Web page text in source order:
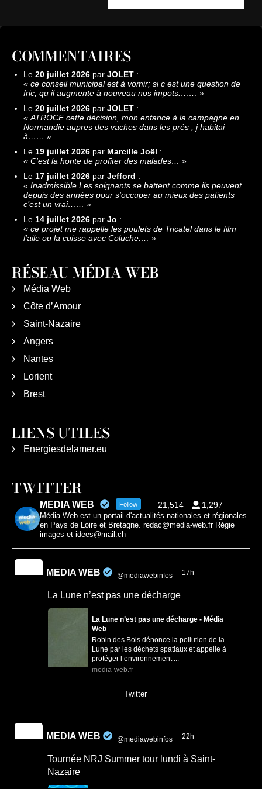
COMMENTAIRES
Le 20 juillet 2026 par JOLET :
« ce conseil municipal est à vomir; si c est une question de
fric, qu il augmente à nouveau nos impots.…… »
Le 20 juillet 2026 par JOLET :
« ATROCE cette décision, mon enfance à la campagne en
Normandie aupres des vaches dans les prés , j habitai
à…… »
Le 19 juillet 2026 par Marcille Joël :
« C'est la honte de profiter des malades… »
Le 17 juillet 2026 par Jefford :
« Inadmissible Les soignants se battent comme ils peuvent
depuis des années pour s’occuper au mieux des patients
c’est un vrai…… »
Le 14 juillet 2026 par Jo :
« ce projet me rappelle les poulets de Tricatel dans le film
l'aile ou la cuisse avec Coluche.… »
RÉSEAU MÉDIA WEB
Média Web
Côte d’Amour
Saint-Nazaire
Angers
Nantes
Lorient
Brest
LIENS UTILES
Energiesdelamer.eu
TWITTER
MEDIA WEB Follow 21,514 1,297
Média Web est un portail d'actualités nationales et régionales
en Pays de Loire et Bretagne. redac@media-web.fr Régie
images-et-idees@mail.ch
MEDIA WEB @mediawebinfos 17h
La Lune n’est pas une décharge
La Lune n’est pas une décharge - Média
Web
Robin des Bois dénonce la pollution de la
Lune par les déchets spatiaux et appelle à
protéger l’environnement ...
media-web.fr
Twitter
MEDIA WEB @mediawebinfos 22h
Tournée NRJ Summer tour lundi à Saint-
Nazaire